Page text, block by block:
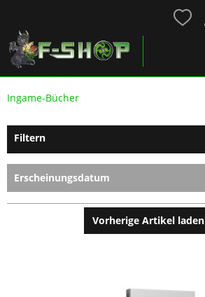
Ingame-Bücher
Filtern
Vorherige Artikel laden